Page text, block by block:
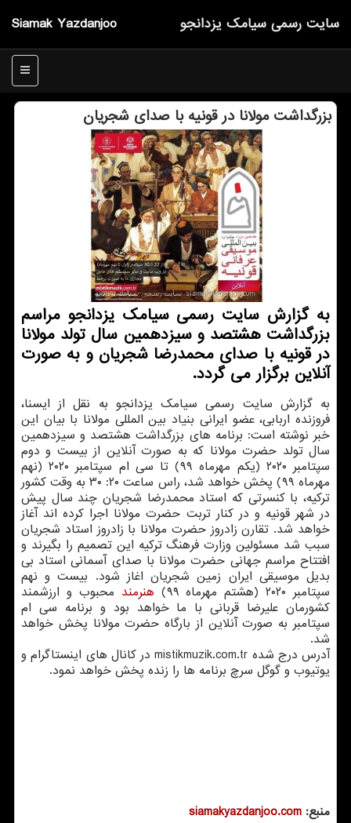
Siamak Yazdanjoo سایت رسمی سیامك یزدانجو
منو
بزرگداشت مولانا در قونیه با صدای شجریان
به گزارش سایت رسمی سیامك یزدانجو مراسم
بزرگداشت هشتصد و سیزدهمین سال تولد مولانا
در قونیه با صدای محمدرضا شجریان و به صورت
آنلاین برگزار می گردد.
به گزارش سایت رسمی سیامک یزدانجو به نقل از ایسنا،
فروزنده اربابی، عضو ایرانی بنیاد بین المللی مولانا با بیان این
خبر نوشته است: برنامه های بزرگداشت هشتصد و سیزدهمین
سال تولد حضرت مولانا که به صورت آنلاین از بیست و دوم
سپتامبر ۲۰۲۰ (یکم مهرماه ۹۹) تا سی ام سپتامبر ۲۰۲۰ (نهم
مهرماه ۹۹) پخش خواهد شد، راس ساعت ۲۰: ۳۰ به وقت کشور
ترکیه، با کنسرتی که استاد محمدرضا شجریان چند سال پیش
در شهر قونیه و در کنار تربت حضرت مولانا اجرا کرده اند آغاز
خواهد شد. تقارن زادروز حضرت مولانا با زادروز استاد شجریان
سبب شد مسئولین وزارت فرهنگ ترکیه این تصمیم را بگیرند و
افتتاح مراسم جهانی حضرت مولانا با صدای آسمانی استاد بی
بدیل موسیقی ایران زمین شجریان اغاز شود. بیست و نهم
سپتامبر ۲۰۲۰ (هشتم مهرماه ۹۹)
هنرمند محبوب و ارزشمند
کشورمان علیرضا قربانی با ما خواهد بود و برنامه سی ام
سپتامبر به صورت آنلاین از بارگاه حضرت مولانا پخش خواهد
شد.
آدرس درج شده mistikmuzik.com.tr در کانال های اینستاگرام و
یوتیوب و گوگل سرچ برنامه ها را زنده پخش خواهد نمود.
منبع: siamakyazdanjoo.com